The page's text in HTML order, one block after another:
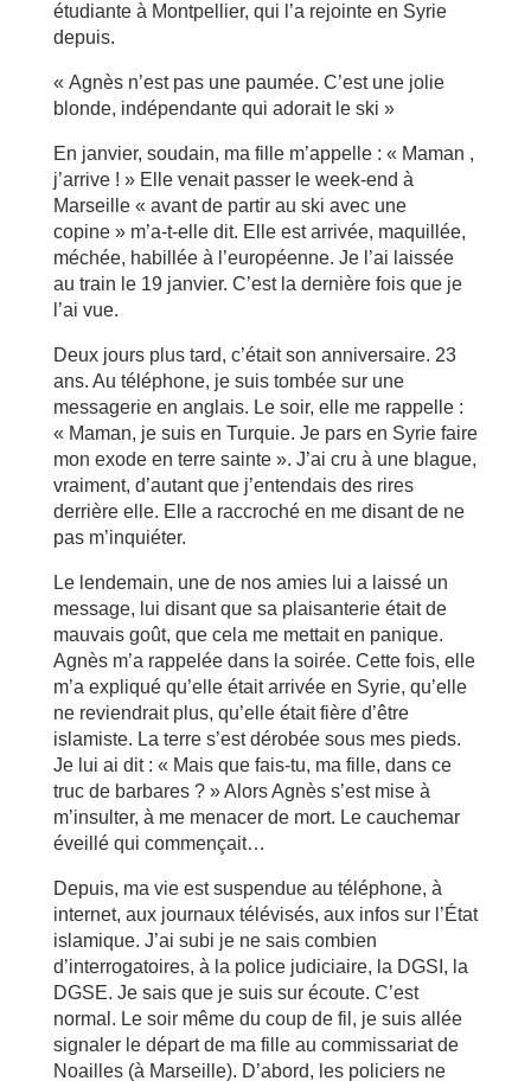
étudiante à Montpellier, qui l’a rejointe en Syrie
depuis.
« Agnès n’est pas une paumée. C’est une jolie
blonde, indépendante qui adorait le ski »
En janvier, soudain, ma fille m’appelle : « Maman ,
j’arrive ! » Elle venait passer le week-end à
Marseille « avant de partir au ski avec une
copine » m’a-t-elle dit. Elle est arrivée, maquillée,
méchée, habillée à l’européenne. Je l’ai laissée
au train le 19 janvier. C’est la dernière fois que je
l’ai vue.
Deux jours plus tard, c’était son anniversaire. 23
ans. Au téléphone, je suis tombée sur une
messagerie en anglais. Le soir, elle me rappelle :
« Maman, je suis en Turquie. Je pars en Syrie faire
mon exode en terre sainte ». J’ai cru à une blague,
vraiment, d’autant que j’entendais des rires
derrière elle. Elle a raccroché en me disant de ne
pas m’inquiéter.
Le lendemain, une de nos amies lui a laissé un
message, lui disant que sa plaisanterie était de
mauvais goût, que cela me mettait en panique.
Agnès m’a rappelée dans la soirée. Cette fois, elle
m’a expliqué qu’elle était arrivée en Syrie, qu’elle
ne reviendrait plus, qu’elle était fière d’être
islamiste. La terre s’est dérobée sous mes pieds.
Je lui ai dit : « Mais que fais-tu, ma fille, dans ce
truc de barbares ? » Alors Agnès s’est mise à
m’insulter, à me menacer de mort. Le cauchemar
éveillé qui commençait…
Depuis, ma vie est suspendue au téléphone, à
internet, aux journaux télévisés, aux infos sur l’État
islamique. J’ai subi je ne sais combien
d’interrogatoires, à la police judiciaire, la DGSI, la
DGSE. Je sais que je suis sur écoute. C’est
normal. Le soir même du coup de fil, je suis allée
signaler le départ de ma fille au commissariat de
Noailles (à Marseille). D’abord, les policiers ne